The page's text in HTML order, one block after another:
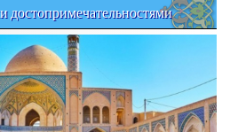
достопримечательностями